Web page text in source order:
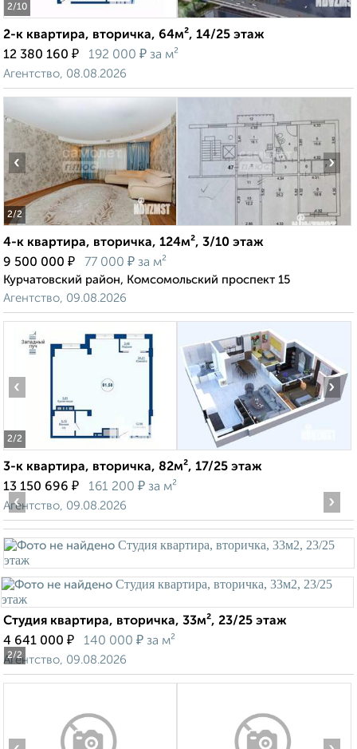
2/10
2-к квартира, вторичка, 64м², 14/25 этаж
12 380 160 ₽ 192 000 ₽ за м²
Агентство, 08.08.2026
2/2
‹ ›
4-к квартира, вторичка, 124м², 3/10 этаж
9 500 000 ₽ 77 000 ₽ за м²
Курчатовский район, Комсомольский проспект 15
Агентство, 09.08.2026
2/2
‹ ›
3-к квартира, вторичка, 82м², 17/25 этаж
13 150 696 ₽ 161 200 ₽ за м²
Агентство, 09.08.2026
2/2
‹ ›
Студия квартира, вторичка, 33м², 23/25 этаж
4 641 000 ₽ 140 000 ₽ за м²
Агентство, 09.08.2026